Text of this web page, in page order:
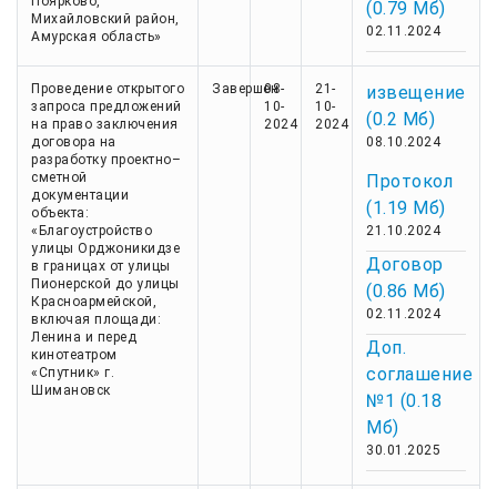
Михайловский район,
Амурская область»
(0.79 Мб)
02.11.2024
Проведение открытого
запроса предложений
на право заключения
договора на
разработку проектно–
сметной
документации
объекта:
«Благоустройство
улицы Орджоникидзе
в границах от улицы
Пионерской до улицы
Красноармейской,
включая площади:
Ленина и перед
кинотеатром
«Спутник» г.
Шимановск
Завершен
08-
10-
2024
21-
10-
2024
извещение
(0.2 Мб)
08.10.2024
Протокол
(1.19 Мб)
21.10.2024
Договор
(0.86 Мб)
02.11.2024
Доп.
соглашение
№1 (0.18
Мб)
30.01.2025